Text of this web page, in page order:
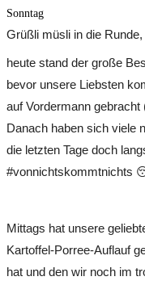
Sonntag
Grüßli müsli in die Runde,
heute stand der große
bevor unsere Liebsten
auf Vordermann
Danach haben sich viele
die letzten Tage doch
#vonnichtskommtnichts
Mittags hat unsere
Kartoffel-Porree-Auflauf
hat und den wir noch im